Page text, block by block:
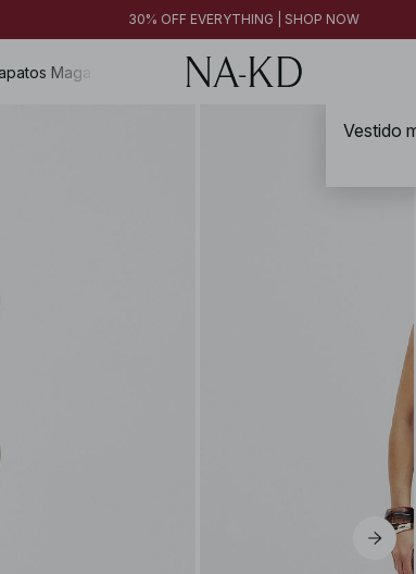
30% OFF EVERYTHING | SHOP NOW
Magazine